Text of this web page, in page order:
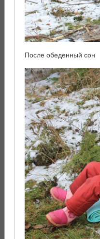
После обеденный сон